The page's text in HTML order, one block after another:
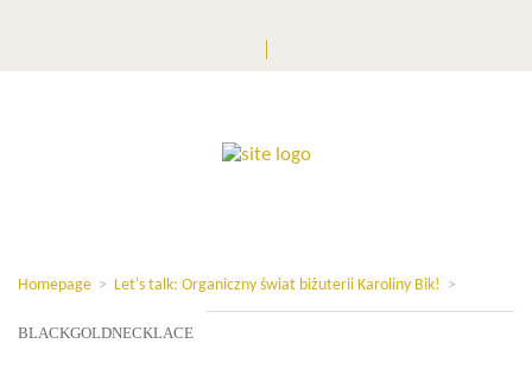
Homepage > Let's talk: Organiczny świat biżuterii Karoliny Bik! >
BLACKGOLDNECKLACE